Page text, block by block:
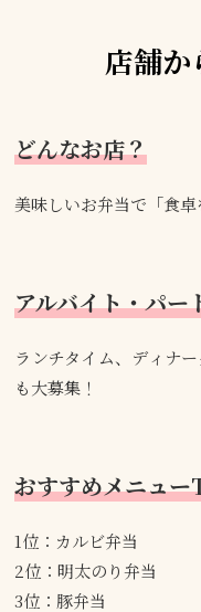
店舗か
どんなお店？
美味しいお弁当で「食卓
アルバイト・パー
ランチタイム、ディナ
も大募集！
おすすめメニュ
1位：カルビ弁当
2位：明太のり弁当
3位：豚弁当